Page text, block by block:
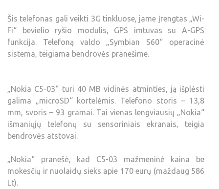
Šis telefonas gali veikti 3G tinkluose, jame įrengtas „Wi-
Fi“ bevielio ryšio modulis, GPS imtuvas su A-GPS
funkcija. Telefoną valdo „Symbian S60“ operacinė
sistema, teigiama bendrovės pranešime.
„Nokia C5-03“ turi 40 MB vidinės atminties, ją išplėsti
galima „microSD“ kortelėmis. Telefono storis – 13,8
mm, svoris – 93 gramai. Tai vienas lengviausių „Nokia“
išmaniųjų telefonų su sensoriniais ekranais, teigia
bendrovės atstovai.
„Nokia“ pranešė, kad C5-03 mažmeninė kaina be
mokesčių ir nuolaidų sieks apie 170 eurų (maždaug 586
Lt).